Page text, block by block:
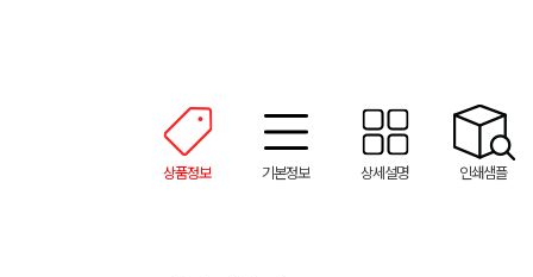
상품정보 기본정보 상세설명 인쇄샘플